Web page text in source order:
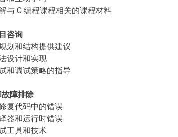
与 C 编程课程相关的课程材料
咨询
划和结构提供建议
设计和实现
和调试策略的指导
障排除
复代码中的错误
器和运行时错误
工具和技术